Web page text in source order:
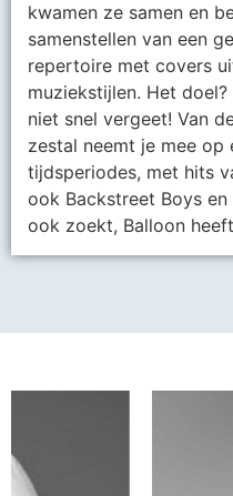
kwamen ze samen en
samenstellen van een
repertoire met covers
muziekstijlen. Het
niet snel vergeet! Van
zestal neemt je mee op
tijdsperiodes, met hits
ook Backstreet Boys
ook zoekt, Balloon